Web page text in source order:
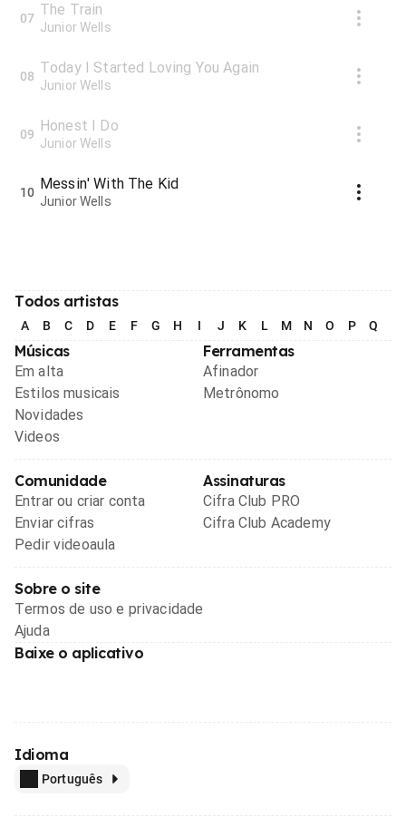
07 The Train
Junior Wells
08 Today I Started Loving You Again
Junior Wells
09 Honest I Do
Junior Wells
10 Messin' With The Kid
Junior Wells
Todos artistas
A B C D E F G H I J K L M N O P Q
Músicas
Em alta
Estilos musicais
Novidades
Videos
Ferramentas
Afinador
Metrônomo
Comunidade
Entrar ou criar conta
Enviar cifras
Pedir videoaula
Assinaturas
Cifra Club PRO
Cifra Club Academy
Sobre o site
Termos de uso e privacidade
Ajuda
Baixe o aplicativo
Idioma
Português